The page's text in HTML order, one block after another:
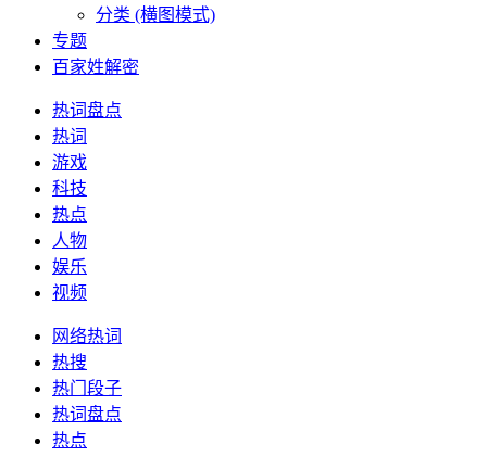
分类 (横图模式)
专题
百家姓解密
热词盘点
热词
游戏
科技
热点
人物
娱乐
视频
网络热词
热搜
热门段子
热词盘点
热点